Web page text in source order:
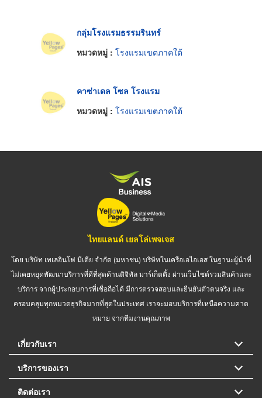
กลุ่มโรงแรมธรรมรินทร์
หมวดหมู่ : โรงแรมเขตภาคใต้
คาซ่าเดล โซล โรงแรม
หมวดหมู่ : โรงแรมเขตภาคใต้
ไทยแลนด์ เยลโล่เพจเจส
โดย บริษัท เทเลอินโฟ มีเดีย จำกัด (มหาชน) บริษัทในเครือเอไอเอส ในฐานะผู้นำที่
ไม่เคยหยุดพัฒนาบริการที่ดีที่สุดด้านดิจิทัล มาร์เก็ตติ้ง ผ่านเว็บไซต์รวมสินค้าและ
บริการ จากผู้ประกอบการที่เชื่อถือได้ มีการตรวจสอบและยืนยันตัวตนจริง และ
ครอบคลุมทุกหมวดธุรกิจมากที่สุดในประเทศ เราจะมอบบริการที่เหนือความคาด
หมาย จากทีมงานคุณภาพ
เกี่ยวกับเรา
บริการของเรา
ติดต่อเรา